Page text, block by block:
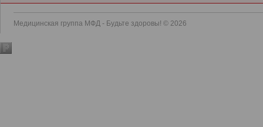
Медицинская группа МФД - Будьте здоровы! © 2026